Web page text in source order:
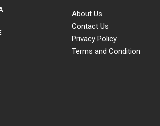
About Us
Contact Us
Privacy Policy
Terms and Condition